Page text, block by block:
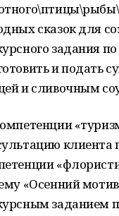
сказок для
задания
и подать
и сливочным
клиента
«Осенний
заданием